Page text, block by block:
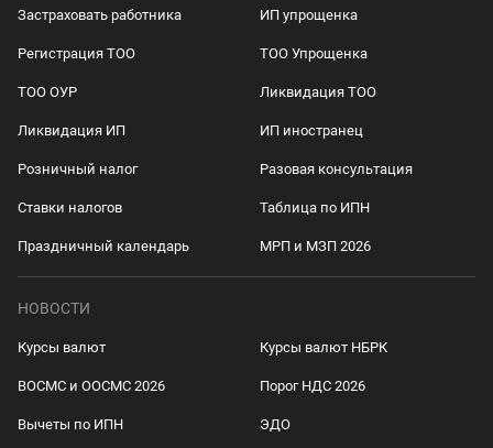
Застраховать работника ИП упрощенка
Регистрация ТОО ТОО Упрощенка
ТОО ОУР Ликвидация ТОО
Ликвидация ИП ИП иностранец
Розничный налог Разовая консультация
Ставки налогов Таблица по ИПН
Праздничный календарь МРП и МЗП 2026
НОВОСТИ
Курсы валют Курсы валют НБРК
ВОСМС и ООСМС 2026 Порог НДС 2026
Вычеты по ИПН ЭДО